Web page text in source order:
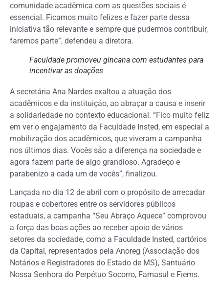
comunidade acadêmica com as questões sociais é
essencial. Ficamos muito felizes e fazer parte dessa
iniciativa tão relevante e sempre que pudermos contribuir,
faremos parte”, defendeu a diretora.
Faculdade promoveu gincana com estudantes para
incentivar as doações
A secretária Ana Nardes exaltou a atuação dos
acadêmicos e da instituição, ao abraçar a causa e inserir
a solidariedade no contexto educacional. “Fico muito feliz
em ver o engajamento da Faculdade Insted, em especial a
mobilização dos acadêmicos, que viveram a campanha
nos últimos dias. Vocês são a diferença na sociedade e
agora fazem parte de algo grandioso. Agradeço e
parabenizo a cada um de vocês”, finalizou.
Lançada no dia 12 de abril com o propósito de arrecadar
roupas e cobertores entre os servidores públicos
estaduais, a campanha “Seu Abraço Aquece” comprovou
a força das boas ações ao receber apoio de vários
setores da sociedade, como a Faculdade Insted, cartórios
da Capital, representados pela Anoreg (Associação dos
Notários e Registradores do Estado de MS), Santuário
Nossa Senhora do Perpétuo Socorro, Famasul e Fiems.